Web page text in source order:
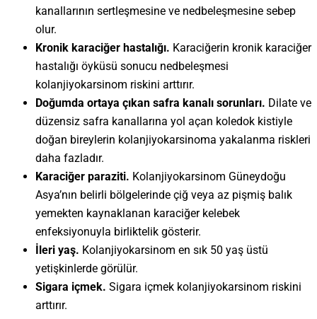
kanallarının sertleşmesine ve nedbeleşmesine sebep
olur.
Kronik karaciğer hastalığı. Karaciğerin kronik karaciğer
hastalığı öyküsü sonucu nedbeleşmesi
kolanjiyokarsinom riskini arttırır.
Doğumda ortaya çıkan safra kanalı sorunları. Dilate ve
düzensiz safra kanallarına yol açan koledok kistiyle
doğan bireylerin kolanjiyokarsinoma yakalanma riskleri
daha fazladır.
Karaciğer paraziti. Kolanjiyokarsinom Güneydoğu
Asya’nın belirli bölgelerinde çiğ veya az pişmiş balık
yemekten kaynaklanan karaciğer kelebek
enfeksiyonuyla birliktelik gösterir.
İleri yaş. Kolanjiyokarsinom en sık 50 yaş üstü
yetişkinlerde görülür.
Sigara içmek. Sigara içmek kolanjiyokarsinom riskini
arttırır.